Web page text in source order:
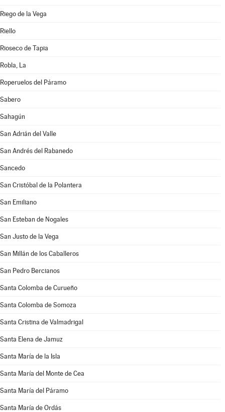
Riego de la Vega
Riello
Rioseco de Tapia
Robla, La
Roperuelos del Páramo
Sabero
Sahagún
San Adrián del Valle
San Andrés del Rabanedo
Sancedo
San Cristóbal de la Polantera
San Emiliano
San Esteban de Nogales
San Justo de la Vega
San Millán de los Caballeros
San Pedro Bercianos
Santa Colomba de Curueño
Santa Colomba de Somoza
Santa Cristina de Valmadrigal
Santa Elena de Jamuz
Santa María de la Isla
Santa María del Monte de Cea
Santa María del Páramo
Santa María de Ordás